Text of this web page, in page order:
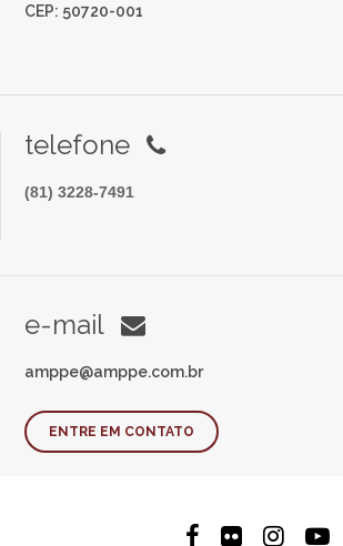
CEP: 50720-001
telefone
(81) 3228-7491
e-mail
amppe@amppe.com.br
ENTRE EM CONTATO